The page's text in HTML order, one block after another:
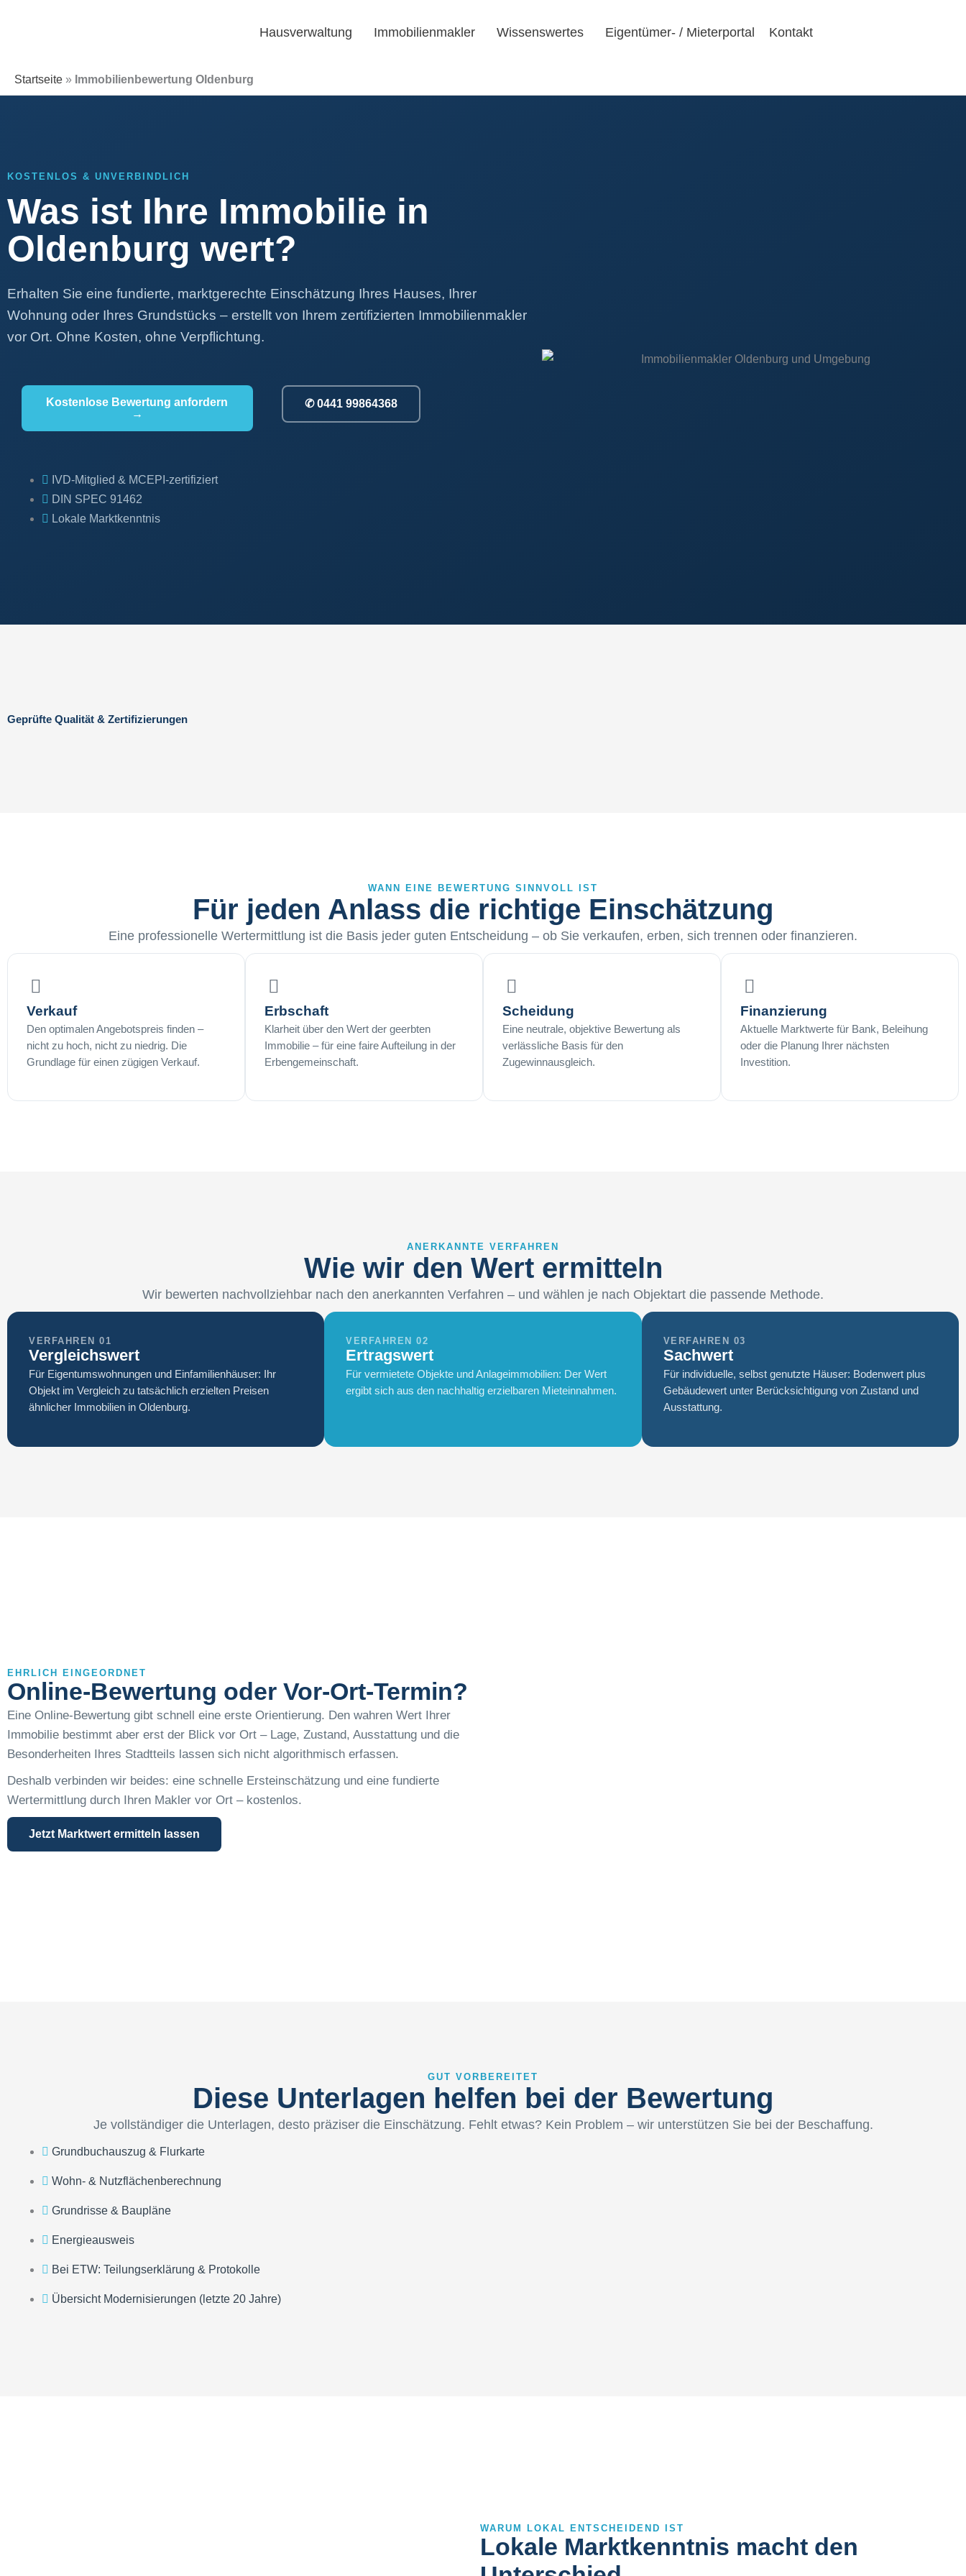
Hausverwaltung Immobilienmakler Wissenswertes Eigentümer- / Mieterportal Kontakt
Startseite » Immobilienbewertung Oldenburg
KOSTENLOS & UNVERBINDLICH
Was ist Ihre Immobilie in
Oldenburg wert?
Erhalten Sie eine fundierte, marktgerechte Einschätzung Ihres Hauses, Ihrer
Wohnung oder Ihres Grundstücks – erstellt von Ihrem zertifizierten Immobilienmakler
vor Ort. Ohne Kosten, ohne Verpflichtung.
Kostenlose Bewertung anfordern
→
✆ 0441 99864368
IVD-Mitglied & MCEPI-zertifiziert
DIN SPEC 91462
Lokale Marktkenntnis
Geprüfte Qualität & Zertifizierungen
WANN EINE BEWERTUNG SINNVOLL IST
Für jeden Anlass die richtige Einschätzung
Eine professionelle Wertermittlung ist die Basis jeder guten Entscheidung – ob Sie verkaufen, erben, sich trennen oder finanzieren.
Verkauf
Den optimalen Angebotspreis finden –
nicht zu hoch, nicht zu niedrig. Die
Grundlage für einen zügigen Verkauf.
Erbschaft
Klarheit über den Wert der geerbten
Immobilie – für eine faire Aufteilung in der
Erbengemeinschaft.
Scheidung
Eine neutrale, objektive Bewertung als
verlässliche Basis für den
Zugewinnausgleich.
Finanzierung
Aktuelle Marktwerte für Bank, Beleihung
oder die Planung Ihrer nächsten
Investition.
ANERKANNTE VERFAHREN
Wie wir den Wert ermitteln
Wir bewerten nachvollziehbar nach den anerkannten Verfahren – und wählen je nach Objektart die passende Methode.
VERFAHREN 01
Vergleichswert
Für Eigentumswohnungen und Einfamilienhäuser: Ihr
Objekt im Vergleich zu tatsächlich erzielten Preisen
ähnlicher Immobilien in Oldenburg.
VERFAHREN 02
Ertragswert
Für vermietete Objekte und Anlageimmobilien: Der Wert
ergibt sich aus den nachhaltig erzielbaren Mieteinnahmen.
VERFAHREN 03
Sachwert
Für individuelle, selbst genutzte Häuser: Bodenwert plus
Gebäudewert unter Berücksichtigung von Zustand und
Ausstattung.
EHRLICH EINGEORDNET
Online-Bewertung oder Vor-Ort-Termin?
Eine Online-Bewertung gibt schnell eine erste Orientierung. Den wahren Wert Ihrer
Immobilie bestimmt aber erst der Blick vor Ort – Lage, Zustand, Ausstattung und die
Besonderheiten Ihres Stadtteils lassen sich nicht algorithmisch erfassen.
Deshalb verbinden wir beides: eine schnelle Ersteinschätzung und eine fundierte
Wertermittlung durch Ihren Makler vor Ort – kostenlos.
Jetzt Marktwert ermitteln lassen
GUT VORBEREITET
Diese Unterlagen helfen bei der Bewertung
Je vollständiger die Unterlagen, desto präziser die Einschätzung. Fehlt etwas? Kein Problem – wir unterstützen Sie bei der Beschaffung.
Grundbuchauszug & Flurkarte
Wohn- & Nutzflächenberechnung
Grundrisse & Baupläne
Energieausweis
Bei ETW: Teilungserklärung & Protokolle
Übersicht Modernisierungen (letzte 20 Jahre)
WARUM LOKAL ENTSCHEIDEND IST
Lokale Marktkenntnis macht den